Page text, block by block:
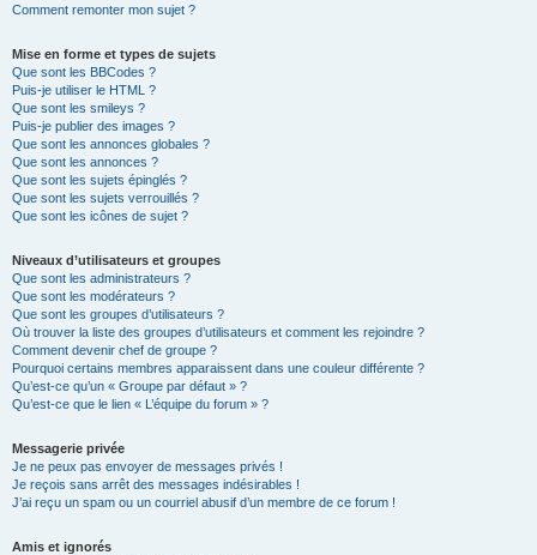
Comment remonter mon sujet ?
Mise en forme et types de sujets
Que sont les BBCodes ?
Puis-je utiliser le HTML ?
Que sont les smileys ?
Puis-je publier des images ?
Que sont les annonces globales ?
Que sont les annonces ?
Que sont les sujets épinglés ?
Que sont les sujets verrouillés ?
Que sont les icônes de sujet ?
Niveaux d’utilisateurs et groupes
Que sont les administrateurs ?
Que sont les modérateurs ?
Que sont les groupes d’utilisateurs ?
Où trouver la liste des groupes d’utilisateurs et comment les rejoindre ?
Comment devenir chef de groupe ?
Pourquoi certains membres apparaissent dans une couleur différente ?
Qu’est-ce qu’un « Groupe par défaut » ?
Qu’est-ce que le lien « L’équipe du forum » ?
Messagerie privée
Je ne peux pas envoyer de messages privés !
Je reçois sans arrêt des messages indésirables !
J’ai reçu un spam ou un courriel abusif d’un membre de ce forum !
Amis et ignorés